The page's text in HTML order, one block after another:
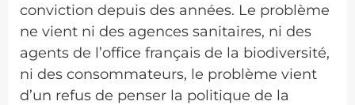
conviction depuis des années. Le problème
ne vient ni des agences sanitaires, ni des
agents de l’office français de la biodiversité,
ni des consommateurs, le problème vient
d’un refus de penser la politique de la